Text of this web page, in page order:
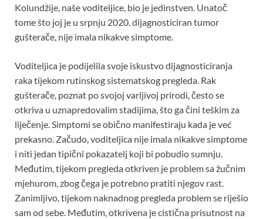
Kolundžije, naše voditeljice, bio je jedinstven. Unatoč
tome što joj je u srpnju 2020. dijagnosticiran tumor
gušterače, nije imala nikakve simptome.
Voditeljica je podijelila svoje iskustvo dijagnosticiranja
raka tijekom rutinskog sistematskog pregleda. Rak
gušterače, poznat po svojoj varljivoj prirodi, često se
otkriva u uznapredovalim stadijima, što ga čini teškim za
liječenje. Simptomi se obično manifestiraju kada je već
prekasno. Začudo, voditeljica nije imala nikakve simptome
i niti jedan tipični pokazatelj koji bi pobudio sumnju.
Međutim, tijekom pregleda otkriven je problem sa žučnim
mjehurom, zbog čega je potrebno pratiti njegov rast.
Zanimljivo, tijekom naknadnog pregleda problem se riješio
sam od sebe. Međutim, otkrivena je cistična prisutnost na